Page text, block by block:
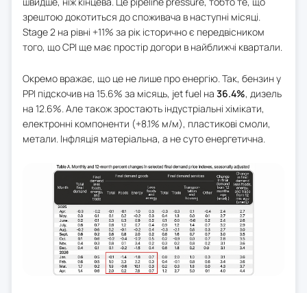
зрештою докотиться до споживача в наступні місяці.
Stage 2 на рівні +11% за рік історично є передвісником
того, що CPI ще має простір догори в найближчі квартали.
Окремо вражає, що це не лише про енергію. Так, бензин у
PPI підскочив на 15.6% за місяць, jet fuel на 36.4%, дизель
на 12.6%. Але також зростають індустріальні хімікати,
електронні компоненти (+8.1% м/м), пластикові смоли,
метали. Інфляція матеріальна, а не суто енергетична.